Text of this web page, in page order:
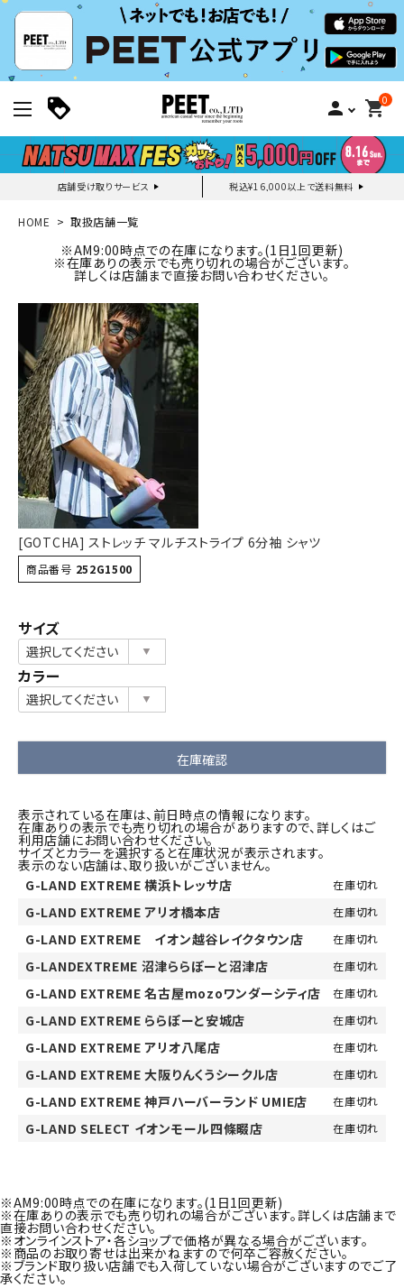
person 0
shopping_cart
店舗受け取りサービス 税込¥16,000以上で送料無料
新規会員登録｜ログイン
ご利用ガイド
詳しい条件から探す
HOME 取扱店舗一覧
※AM9:00時点での在庫になります。(1日1回更新)
※在庫ありの表示でも売り切れの場合がございます。
詳しくは店舗まで直接お問い合わせください。
[GOTCHA] ストレッチ マルチストライプ 6分袖 シャツ
商品番号 252G1500
サイズ
カラー
在庫確認
表示されている在庫は、前日時点の情報になります。
在庫ありの表示でも売り切れの場合がありますので、詳しくはご
利用店舗にお問い合わせください。
サイズとカラーを選択すると在庫状況が表示されます。
表示のない店舗は、取り扱いがございません。
G-LAND EXTREME 横浜トレッサ店
在庫切れ
G-LAND EXTREME アリオ橋本店 在庫切れ
G-LAND EXTREME イオン越谷レイクタウン店 在庫切れ
G-LANDEXTREME 沼津ららぽーと沼津店 在庫切れ
G-LAND EXTREME 名古屋mozoワンダーシティ店 在庫切れ
G-LAND EXTREME ららぽーと安城店 在庫切れ
G-LAND EXTREME アリオ八尾店 在庫切れ
G-LAND EXTREME 大阪りんくうシークル店 在庫切れ
G-LAND EXTREME 神戸ハーバーランド UMIE店 在庫切れ
G-LAND SELECT イオンモール四條畷店 在庫切れ
※AM9:00時点での在庫になります。(1日1回更新)
※在庫ありの表示でも売り切れの場合がございます。詳しくは店舗まで
直接お問い合わせください。
※オンラインストア・各ショップで価格が異なる場合がございます。
※商品のお取り寄せは出来かねますので何卒ご容赦ください。
※ブランド取り扱い店舗でも入荷していない場合がございますのでご了
承ください。